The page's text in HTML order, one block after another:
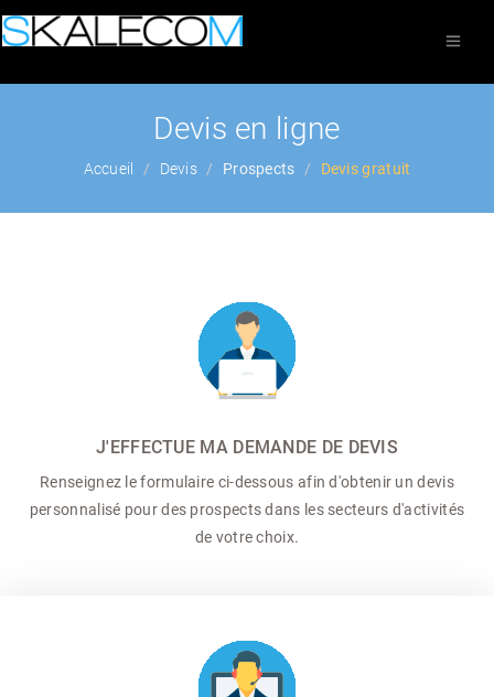
Devis en ligne
Accueil Devis Prospects Devis gratuit
J'EFFECTUE MA DEMANDE DE DEVIS
Renseignez le formulaire ci-dessous afin d'obtenir un devis
personnalisé pour des prospects dans les secteurs d'activités
de votre choix.